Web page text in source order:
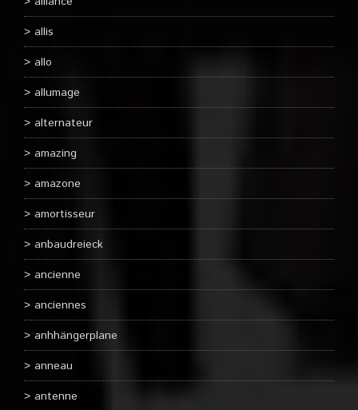
allis
allo
allumage
alternateur
amazing
amazone
amortisseur
anbaudreieck
ancienne
anciennes
anhhängerplane
anneau
antenne